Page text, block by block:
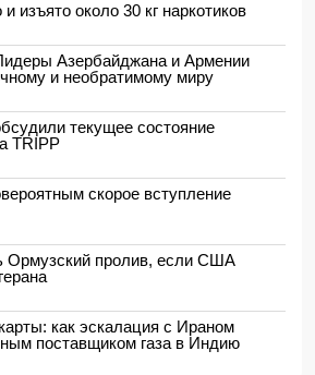
изъято около 30 кг наркотиков
Азербайджана и Армении
и необратимому миру
текущее состояние
TRIPP
скорое вступление
Ормузский пролив, если США
как эскалация с Ираном
поставщиком газа в Индию